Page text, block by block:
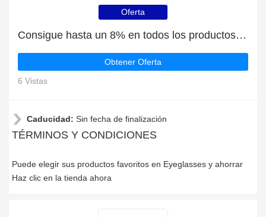
Oferta
Consigue hasta un 8% en todos los productos | finaliza pronto
Obtener Oferta
6 Vistas
Caducidad: Sin fecha de finalización
TÉRMINOS Y CONDICIONES
Puede elegir sus productos favoritos en Eyeglasses y ahorrar
Haz clic en la tienda ahora